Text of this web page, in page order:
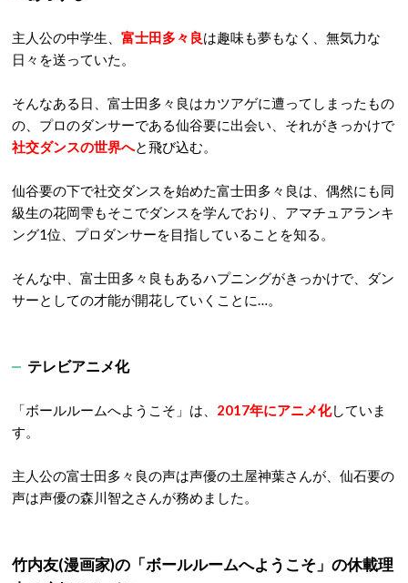
主人公の中学生、 富士田多々良は趣味も夢もなく、無気力な
日々を送っていた。
そんなある日、富士田多々良はカツアゲに遭ってしまったもの
の、プロのダンサーである仙谷要に出会い、それがきっかけで
社交ダンスの世界へと飛び込む。
仙谷要の下で社交ダンスを始めた富士田多々良は、偶然にも同
級生の花岡雫もそこでダンスを学んでおり、アマチュアランキ
ング1位、プロダンサーを目指していることを知る。
そんな中、富士田多々良もあるハプニングがきっかけで、ダン
サーとしての才能が開花していくことに…。
テレビアニメ化
「ボールルームへようこそ」は、 2017年にアニメ化していま
す。
主人公の富士田多々良の声は声優の土屋神葉さんが、仙石要の
声は声優の森川智之さんが務めました。
竹内友(漫画家)の「ボールルームへようこそ」の休載理